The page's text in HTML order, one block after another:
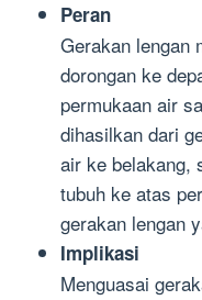
Peran
Gerakan lengan
dorongan ke
permukaan air
dihasilkan dari
air ke belakang,
tubuh ke atas
gerakan lengan
Implikasi
Menguasai